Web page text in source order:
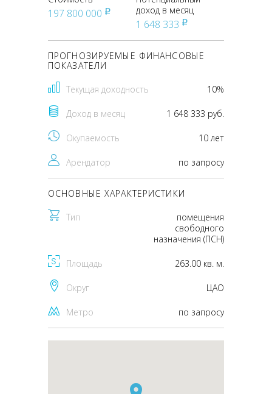
197 800 000 pуб
доход в месяц
1 648 333 pуб
ПРОГНОЗИРУЕМЫЕ ФИНАНСОВЫЕ
ПОКАЗАТЕЛИ
Текущая доходность 10%
Доход в месяц 1 648 333 руб.
Окупаемость 10 лет
Арендатор по запросу
ОСНОВНЫЕ ХАРАКТЕРИСТИКИ
Тип
помещения
свободного
назначения (ПСН)
Площадь 263.00 кв. м.
Округ ЦАО
Метро по запросу